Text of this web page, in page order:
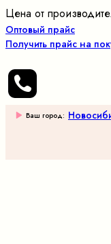
Цена от
Оптовый прайс
Получить прайс на
Ваш город: